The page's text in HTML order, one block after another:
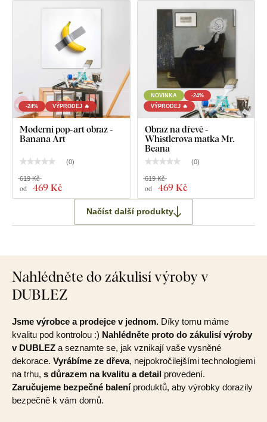
-24% VÝPRODEJ 🔥
Moderní pop-art obraz -
Banana Art
(0)
od 469 Kč
619 Kč
NOVINKA
-24%
VÝPRODEJ 🔥
Obraz na dřevě -
Whistlerova matka Mr.
Beana
(0)
od 469 Kč
619 Kč
Načíst další produkty
Nahlédněte do zákulisí výroby v
DUBLEZ
Jsme výrobce a prodejce v jednom. Díky tomu máme
kvalitu pod kontrolou :) Nahlédněte proto do zákulisí výroby
v DUBLEZ a seznamte se, jak vznikají vaše vysněné
dekorace. Vyrábíme ze dřeva, nejpokročilejšími technologiemi
na trhu, s důrazem na kvalitu a detail provedení.
Zaručujeme bezpečné baleníproduktů, aby výrobky dorazily
bezpečně k vám domů.